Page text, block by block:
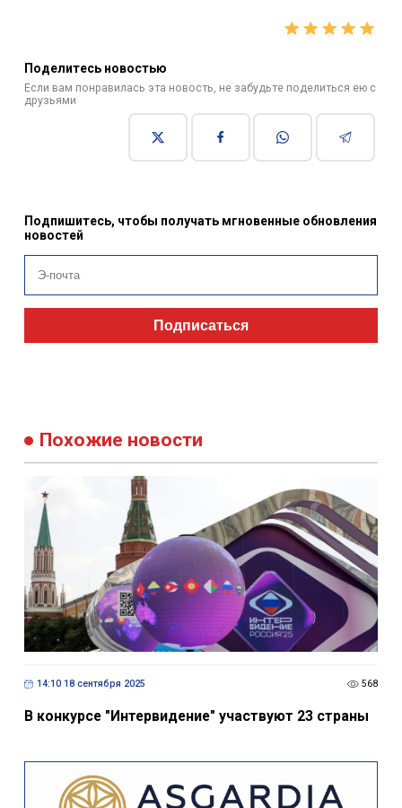
Поделитесь новостью
Если вам понравилась эта новость, не забудьте поделиться ею с
друзьями
Подпишитесь, чтобы получать мгновенные обновления
новостей
Подписаться
Похожие новости
14:10 18 сентября 2025 568
В конкурсе "Интервидение" участвуют 23 страны